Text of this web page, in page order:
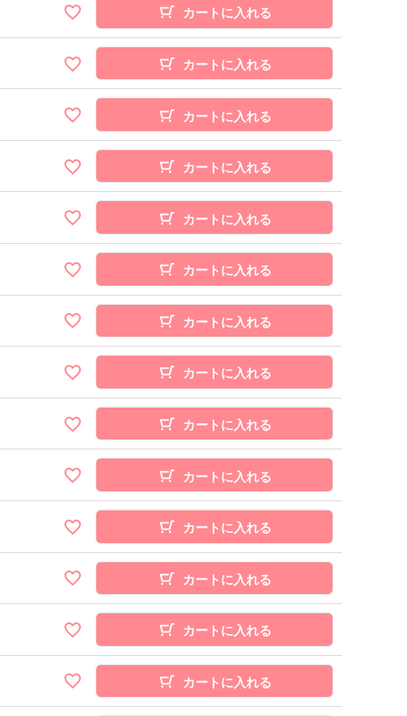
カートに入れる
カートに入れる
カートに入れる
カートに入れる
カートに入れる
カートに入れる
カートに入れる
カートに入れる
カートに入れる
カートに入れる
カートに入れる
カートに入れる
カートに入れる
カートに入れる